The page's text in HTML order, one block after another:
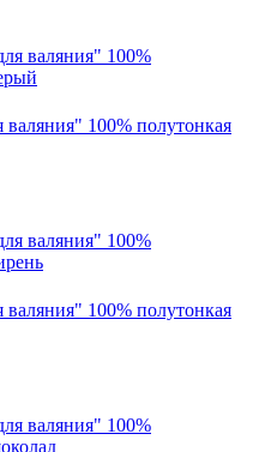
100% полутонкая
100% полутонкая